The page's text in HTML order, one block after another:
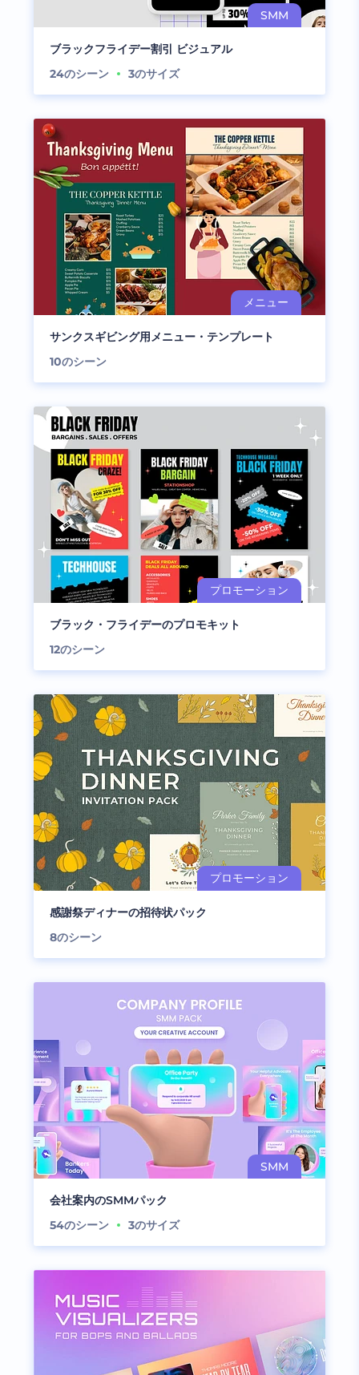
ブラックフライデー割引 ビジュアル
24のシーン 3のサイズ
サンクスギビング用メニュー・テンプレート
10のシーン
ブラック・フライデーのプロモキット
12のシーン
感謝祭ディナーの招待状パック
8のシーン
会社案内のSMMパック
54のシーン 3のサイズ